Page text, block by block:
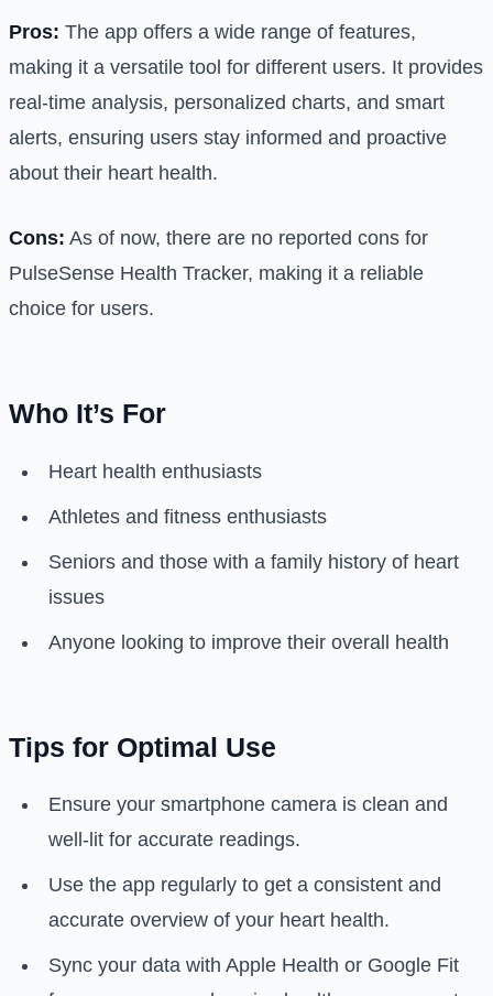
Pros: The app offers a wide range of features,
making it a versatile tool for different users. It provides
real-time analysis, personalized charts, and smart
alerts, ensuring users stay informed and proactive
about their heart health.
Cons: As of now, there are no reported cons for
PulseSense Health Tracker, making it a reliable
choice for users.
Who It’s For
Heart health enthusiasts
Athletes and fitness enthusiasts
Seniors and those with a family history of heart
issues
Anyone looking to improve their overall health
Tips for Optimal Use
Ensure your smartphone camera is clean and
well-lit for accurate readings.
Use the app regularly to get a consistent and
accurate overview of your heart health.
Sync your data with Apple Health or Google Fit